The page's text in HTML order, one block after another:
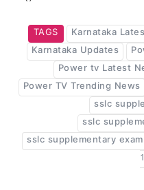
TAGS Karnataka
Karnataka Updates
Power tv Latest
Power TV Trending News
sslc
sslc
sslc supplementary